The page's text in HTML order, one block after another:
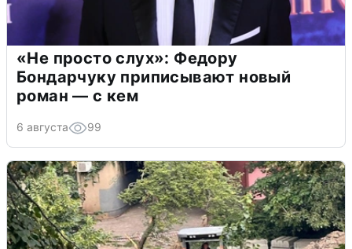
«Не просто слух»: Федору
Бондарчуку приписывают новый
роман — с кем
6 августа 99